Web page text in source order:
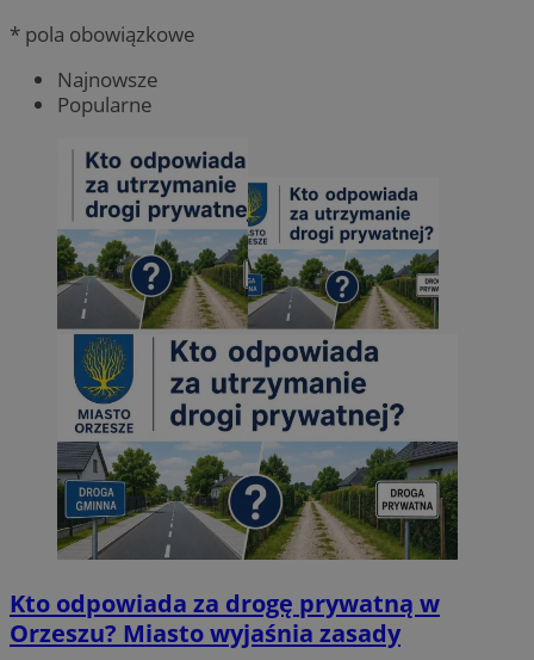
* pola obowiązkowe
Najnowsze
Popularne
Kto odpowiada za drogę prywatną w
Orzeszu? Miasto wyjaśnia zasady